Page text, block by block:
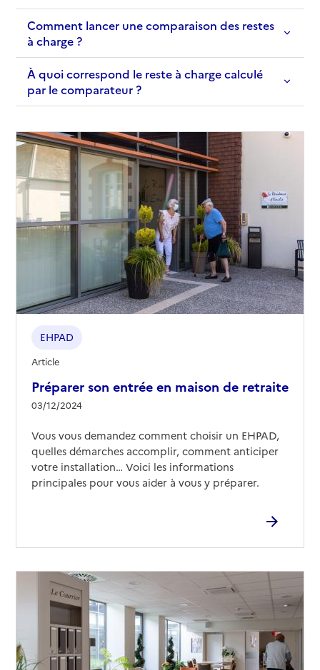
Comment lancer une comparaison des restes
à charge ?
À quoi correspond le reste à charge calculé
par le comparateur ?
Préparer son entrée en maison de retraite
03/12/2024
EHPAD
Article
Vous vous demandez comment choisir un EHPAD,
quelles démarches accomplir, comment anticiper
votre installation… Voici les informations
principales pour vous aider à vous y préparer.